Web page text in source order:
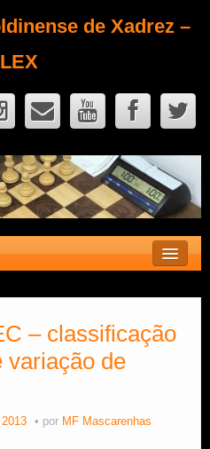
de Xadrez –
– classificação
variação de
por MF Mascarenhas